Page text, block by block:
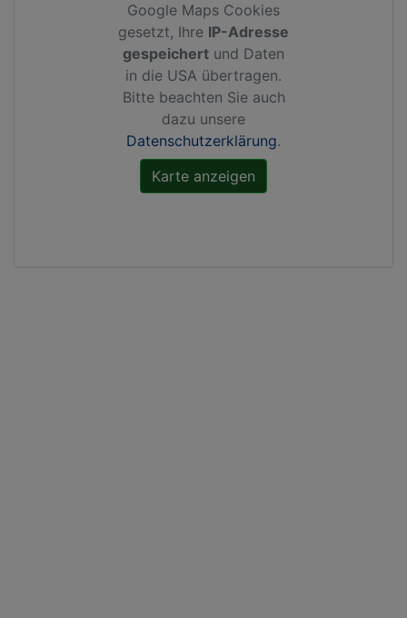
Google Maps Cookies
gesetzt, Ihre IP-Adresse
gespeichert und Daten
in die USA übertragen.
Bitte beachten Sie auch
dazu unsere
Datenschutzerklärung.